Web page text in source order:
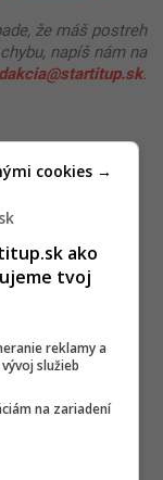
že máš postreh
napíš nám na
.
ako
tvoj
reklamy a
služieb
na zariadení
cookies →